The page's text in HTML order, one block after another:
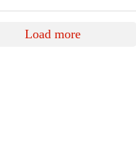
Load more